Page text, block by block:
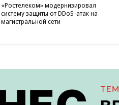
«Ростелеком» модернизировал
систему защиты от DDoS-атак на
магистральной сети